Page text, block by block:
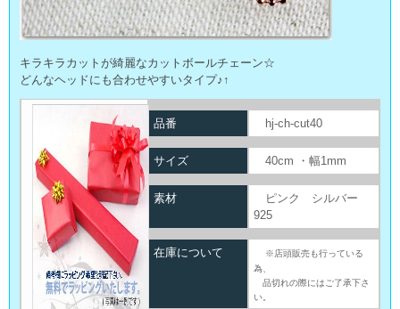
キラキラカットが綺麗なカットボールチェーン☆
どんなヘッドにも合わせやすいタイプ♪↑
品番 hj-ch-cut40
サイズ 40cm ・幅1mm
素材
ピンク シルバー
925
在庫について
※店頭販売も行っている
為、
品切れの際にはご了承下さ
い。